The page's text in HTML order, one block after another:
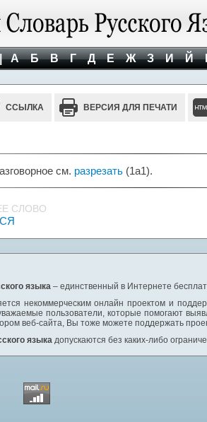
А Б В Г Д Е Ж З И Й
ССЫЛКА ВЕРСИЯ ДЛЯ ПЕЧАТИ
см. разрезать (1а1).
СЛОВО
языка – единственный в Интернете
некоммерческим онлайн проектом и
пользователи, которые помогают
веб-сайта, Вы тоже можете поддержать
языка допускаются без каких-либо